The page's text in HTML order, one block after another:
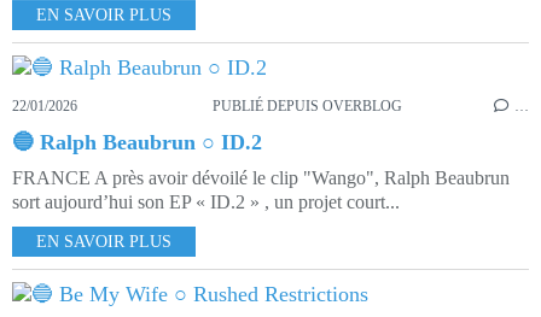
EN SAVOIR PLUS
22/01/2026 PUBLIÉ DEPUIS OVERBLOG …
🔵 Ralph Beaubrun ○ ID.2
FRANCE A près avoir dévoilé le clip "Wango", Ralph Beaubrun
sort aujourd’hui son EP « ID.2 » , un projet court...
EN SAVOIR PLUS